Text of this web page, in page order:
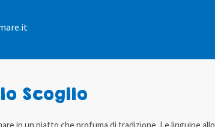
Scoglio